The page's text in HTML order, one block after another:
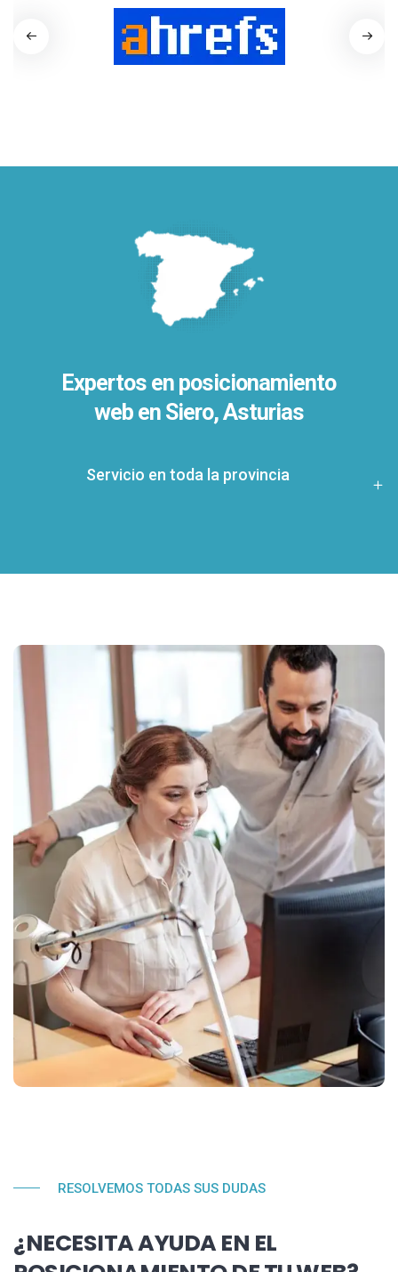
Expertos en posicionamiento
web en Siero, Asturias
Servicio en toda la provincia
RESOLVEMOS TODAS SUS DUDAS
¿NECESITA AYUDA EN EL